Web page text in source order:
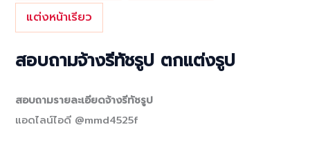
แต่งหน้าเรียว
สอบถามจ้างรีทัชรูป ตกแต่งรูป
สอบถามรายละเอียดจ้างรีทัชรูป
แอดไลน์ไอดี @mmd4525f